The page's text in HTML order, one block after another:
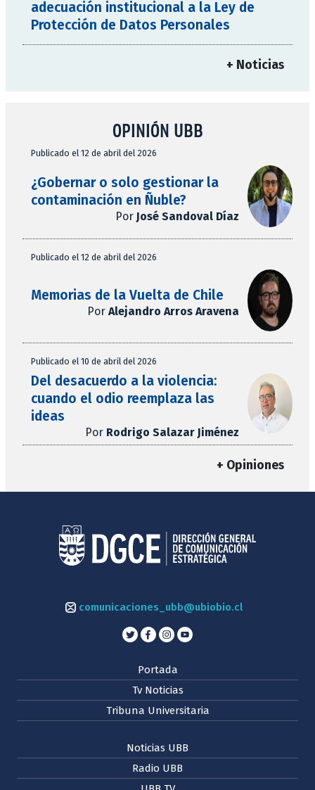
adecuación institucional a la Ley de
Protección de Datos Personales
+ Noticias
OPINIÓN UBB
Publicado el 12 de abril del 2026
¿Gobernar o solo gestionar la
contaminación en Ñuble?
Por José Sandoval Díaz
Publicado el 12 de abril del 2026
Memorias de la Vuelta de Chile
Por Alejandro Arros Aravena
Publicado el 10 de abril del 2026
Del desacuerdo a la violencia:
cuando el odio reemplaza las
ideas
Por Rodrigo Salazar Jiménez
+ Opiniones
comunicaciones_ubb@ubiobio.cl
Portada
Tv Noticias
Tribuna Universitaria
Noticias UBB
Radio UBB